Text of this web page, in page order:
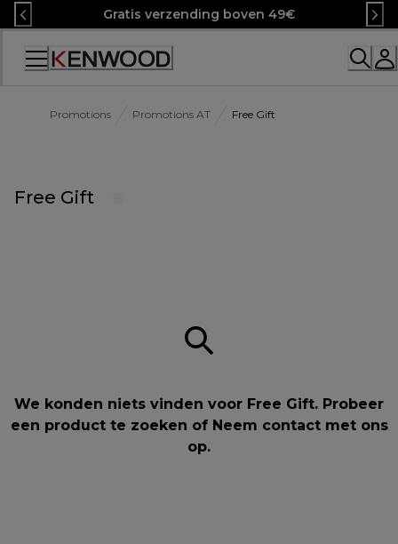
Skip
to
Content
Gratis verzending boven 49€
Promotions Promotions AT Free Gift
Free Gift
We konden niets vinden voor Free Gift. Probeer
een product te zoeken of Neem contact met ons
op.